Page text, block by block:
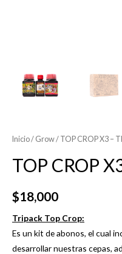
Inicio/ Grow/ TOP CROP X3 –
TOP CROP
$18,000
Tripack Top Crop:
Es un kit de abonos, el cual
desarrollar nuestras cepas,